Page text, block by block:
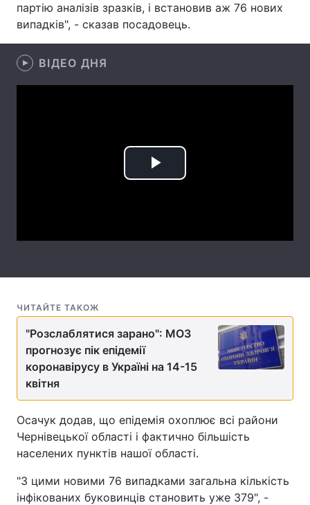
Здоров'я
Статті
Думки
Контакти
Тема оформлення
партію аналізів зразків, і встановив аж 76 нових
випадків", - сказав посадовець.
ВІДЕО ДНЯ
Play
ЧИТАЙТЕ ТАКОЖ
"Розслаблятися зарано": МОЗ
прогнозує пік епідемії
коронавірусу в Україні на 14-15
квітня
Осачук додав, що епідемія охоплює всі райони
Чернівецької області і фактично більшість
населених пунктів нашої області.
"З цими новими 76 випадками загальна кількість
інфікованих буковинців становить уже 379", -